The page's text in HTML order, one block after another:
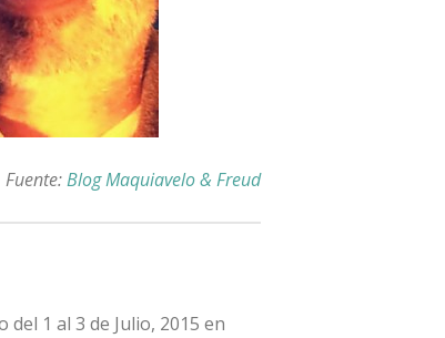
Fuente:Blog Maquiavelo & Freud
del 1 al 3 de Julio, 2015 en